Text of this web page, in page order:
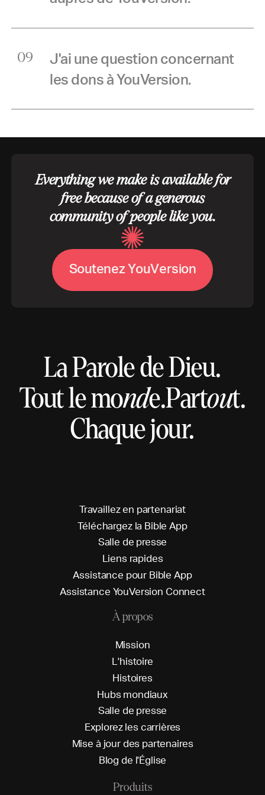
09
J'ai une question concernant
les dons à YouVersion.
Everything we make is available for
free because of a generous
community of people like you.
SoutenezYouVersion
La Parole de Dieu.
Tout le monde.Partout.
Chaque jour.
Travaillezen partenariat
Téléchargez la Bible App
Salle de presse
L iens rapides
Assistance pour Bible App
Assistance YouVersion Connect
À propos
Mission
L'histoire
Histoires
Hubs mondiaux
Salle de presse
Explorez les carrières
Mise à jourdes partenaires
Blog de l'Église
Produits